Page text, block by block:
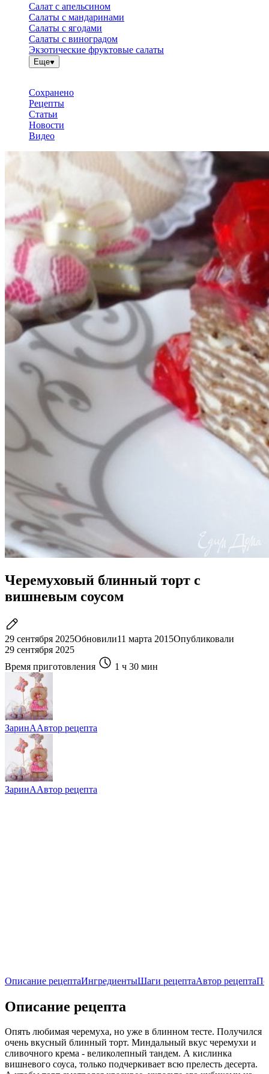
Салат с апельсином
Салаты с мандаринами
Салаты с ягодами
Салаты с виноградом
Экзотические фруктовые салаты
Еще
Сохранено
Рецепты
Статьи
Новости
Видео
Черемуховый блинный торт с
вишневым соусом
29 сентября 2025Обновили11 марта 2015Опубликовали
29 сентября 2025
Время приготовления
1 ч 30 мин
ЗаринААвтор рецепта
ЗаринААвтор рецепта
Описание рецептаИнгредиентыШаги рецептаАвтор рецепта
Описание рецепта
Опять любимая черемуха, но уже в блинном тесте. Получился
очень вкусный блинный торт. Миндальный вкус черемухи и
сливочного крема - великолепный тандем. А кислинка
вишневого соуса, только подчеркивает всю прелесть десерта.